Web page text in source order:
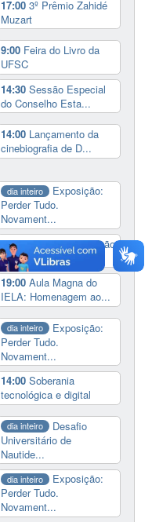
17:003º Prêmio Zahidé
Muzart
9:00 Feira do Livro da
UFSC
14:30Sessão Especial
do Conselho Esta...
14:00 Lançamento da
cinebiografia de D...
dia inteiro
Exposição:
Perder Tudo.
Novament...
16:00Curso de formação
em Jornalismo ...
19:00Aula Magna do
IELA: Homenagem ao...
dia inteiro
Exposição:
Perder Tudo.
Novament...
14:00Soberania
tecnológica e digital
dia inteiro
Desafio
Universitário de
Nautide...
dia inteiro
Exposição:
Perder Tudo.
Novament...